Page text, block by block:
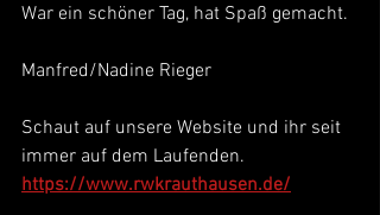
War ein schöner Tag, hat Spaß gemacht.
Manfred/Nadine Rieger
Schaut auf unsere Website und ihr seit
immer auf dem Laufenden.
https://www.rwkrauthausen.de/